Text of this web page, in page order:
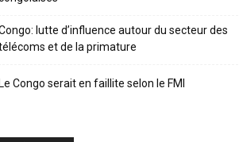
lutte d’influence autour du secteur des
et de la primature
Congo serait en faillite selon le FMI